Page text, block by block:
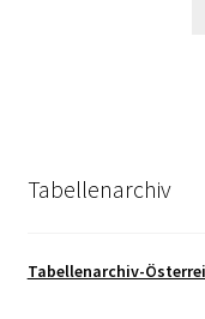
Tabellenarchiv
Tabellenarchiv-